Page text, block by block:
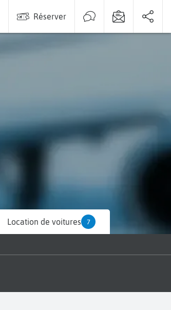
Réserver
Location de voitures 7